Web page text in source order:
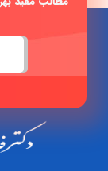
دكتر فاطمه حيدری